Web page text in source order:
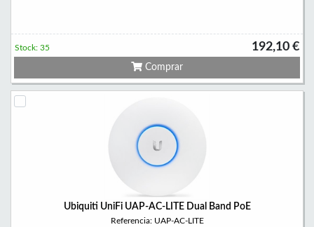
192,10 €
Stock: 35
Comprar
Ubiquiti UniFi UAP-AC-LITE Dual Band PoE
Referencia: UAP-AC-LITE